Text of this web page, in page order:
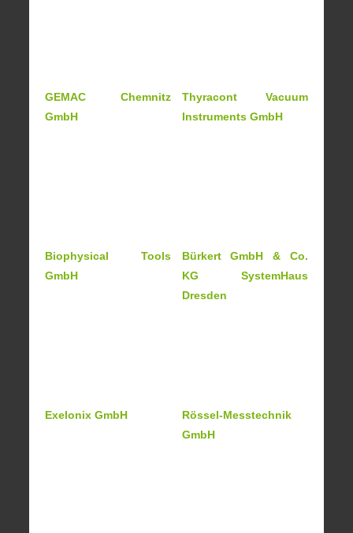
GEMAC Chemnitz
GmbH
Thyracont Vacuum
Instruments GmbH
Biophysical Tools
GmbH
Bürkert GmbH & Co.
KG SystemHaus
Dresden
Exelonix GmbH
Rössel-Messtechnik
GmbH